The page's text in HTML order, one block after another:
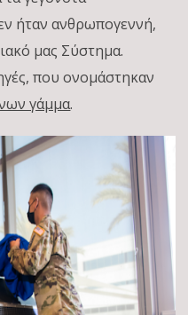
ήταν ανθρωπογεννή,
μας Σύστημα.
που ονομάστηκαν
γάμμα.